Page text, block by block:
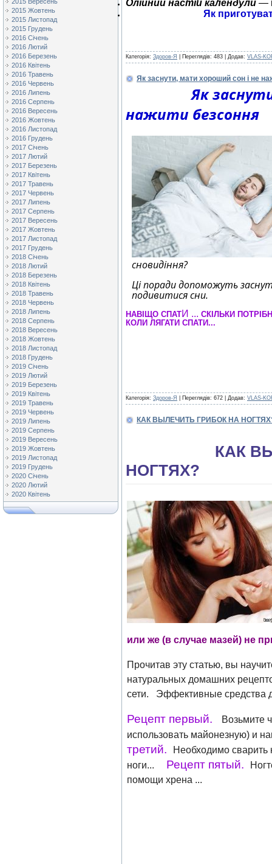
2015 Жовтень
2015 Листопад
2015 Грудень
2016 Січень
2016 Лютий
2016 Березень
2016 Квітень
2016 Травень
2016 Червень
2016 Липень
2016 Серпень
2016 Вересень
2016 Жовтень
2016 Листопад
2016 Грудень
2017 Січень
2017 Лютий
2017 Березень
2017 Квітень
2017 Травень
2017 Червень
2017 Липень
2017 Серпень
2017 Вересень
2017 Жовтень
2017 Листопад
2017 Грудень
2018 Січень
2018 Лютий
2018 Березень
2018 Квітень
2018 Травень
2018 Червень
2018 Липень
2018 Серпень
2018 Вересень
2018 Жовтень
2018 Листопад
2018 Грудень
2019 Січень
2019 Лютий
2019 Березень
2019 Квітень
2019 Травень
2019 Червень
2019 Липень
2019 Серпень
2019 Вересень
2019 Жовтень
2019 Листопад
2019 Грудень
2020 Січень
2020 Лютий
2020 Квітень
Олійний настій календули —
Як
Категорія: Здоров-Я | Переглядів: 483 | Додав: VLAS-
Як заснути, мати хороший сон і не
Як
нажити
сновидіння?
Ці поради допоможуть
подивитися сни.
НАВІЩО СПАТИ ... СКІЛЬКИ
КОЛИ ЛЯГАТИ СПАТИ...
Категорія: Здоров-Я | Переглядів: 672 | Додав: VLAS-
КАК ВЫЛЕЧИТЬ ГРИБОК НА
КАК
НОГТЯХ?
или же (в случае мазей) не
Прочитав эту статью, вы
натуральных домашних
сети. Эффективные средства
Рецепт первый.
Возьмите
использовать майонезную) и
третий.
Необходимо сварить
ноги... Рецепт пятый.
помощи хрена ...